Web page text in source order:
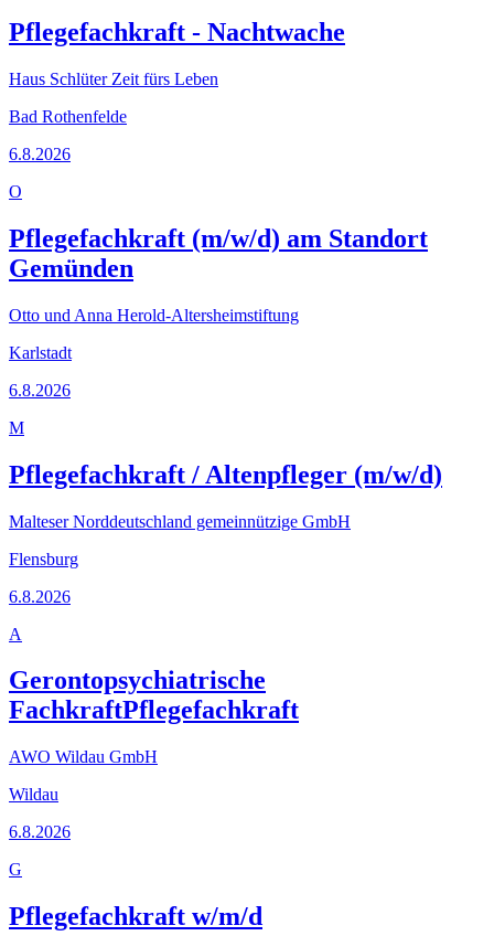
Pflegefachkraft - Nachtwache
Haus Schlüter Zeit fürs Leben
Bad Rothenfelde
6.8.2026
O
Pflegefachkraft (m/w/d) am Standort
Gemünden
Otto und Anna Herold-Altersheimstiftung
Karlstadt
6.8.2026
M
Pflegefachkraft / Altenpfleger (m/w/d)
Malteser Norddeutschland gemeinnützige GmbH
Flensburg
6.8.2026
A
Gerontopsychiatrische
FachkraftPflegefachkraft
AWO Wildau GmbH
Wildau
6.8.2026
G
Pflegefachkraft w/m/d